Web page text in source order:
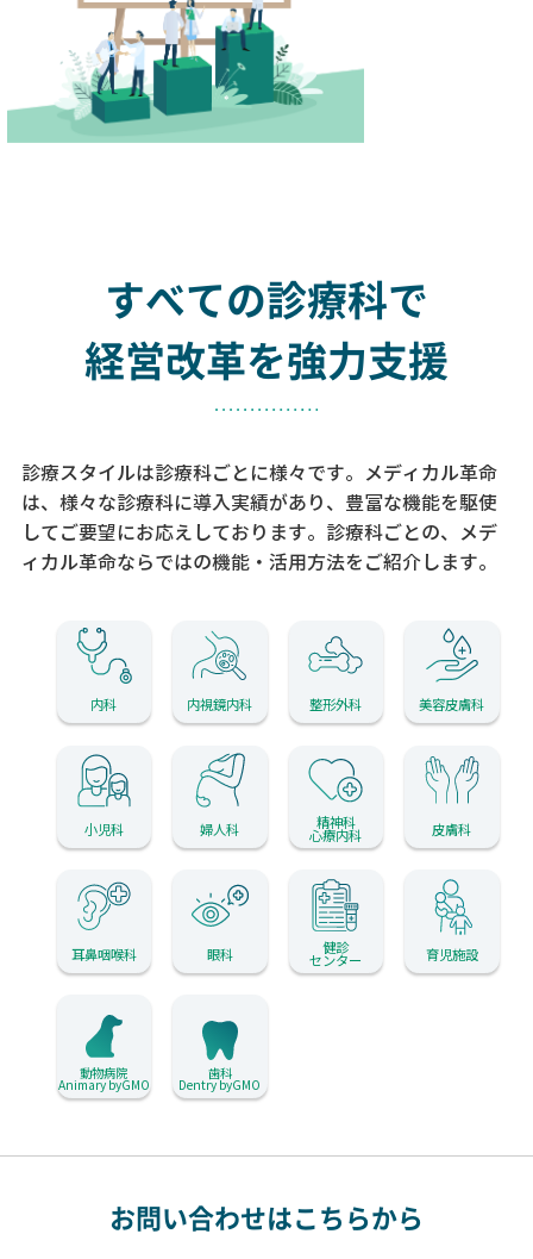
すべての診療科で
経営改革を強力支援
診療スタイルは診療科ごとに様々です。メディカル革命
は、様々な診療科に導入実績があり、 豊富な機能を駆使
してご要望にお応えしております。 診療科ごとの、メデ
ィカル革命ならではの機能・活用方法をご紹介します。
内科 内視鏡内科 整形外科 美容皮膚科
小児科 婦人科 精神科
心療内科 皮膚科
耳鼻咽喉科 眼科 健診
センター 育児施設
動物病院
Animary byGMO
歯科
Dentry byGMO
お問い合わせはこちらから